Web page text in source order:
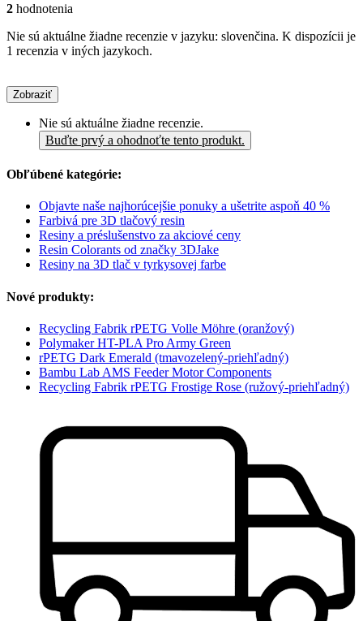
2 hodnotenia
Nie sú aktuálne žiadne recenzie v jazyku: slovenčina. K dispozícii je
1 recenzia v iných jazykoch.
Zobraziť
Nie sú aktuálne žiadne recenzie.
Buďte prvý a ohodnoťte tento produkt.
Obľúbené kategórie:
Objavte naše najhorúcejšie ponuky a ušetrite aspoň 40 %
Farbivá pre 3D tlačový resin
Resiny a préslušenstvo za akciové ceny
Resin Colorants od značky 3DJake
Resiny na 3D tlač v tyrkysovej farbe
Nové produkty:
Recycling Fabrik rPETG Volle Möhre (oranžový)
Polymaker HT-PLA Pro Army Green
rPETG Dark Emerald (tmavozelený-priehľadný)
Bambu Lab AMS Feeder Motor Components
Recycling Fabrik rPETG Frostige Rose (ružový-priehľadný)